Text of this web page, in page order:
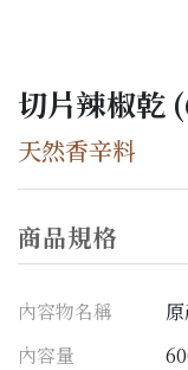
切片辣椒乾
天然香辛料
商品規格
內容物名稱
內容量